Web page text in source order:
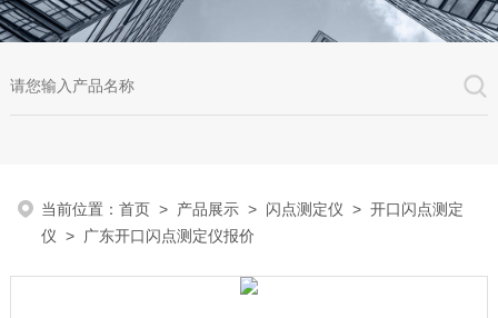
当前位置：首页 > 产品展示 > 闪点测定仪 >开口闪点测定
仪 > 广东开口闪点测定仪报价